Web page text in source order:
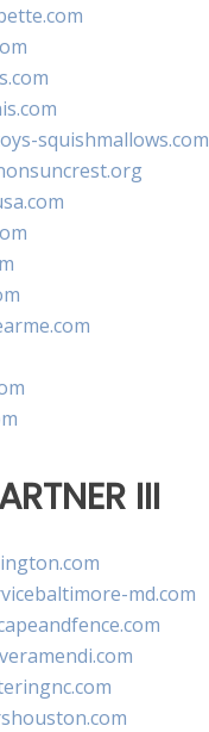
squishmallows.com
III
md.com